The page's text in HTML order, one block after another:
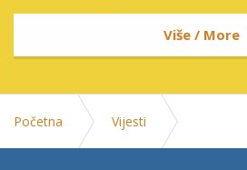
Više / More
Početna Vijesti